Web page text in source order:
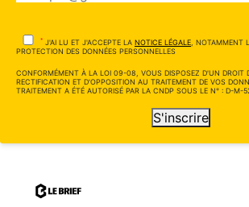
* J'AI LU ET J'ACCEPTE LA NOTICE LÉGALE , NOTAMMENT
PROTECTION DES DONNÉES PERSONNELLES
CONFORMÉMENT À LA LOI 09-08, VOUS DISPOSEZ D'UN DROIT
RECTIFICATION ET D'OPPOSITION AU TRAITEMENT DE VOS
TRAITEMENT A ÉTÉ AUTORISÉ PAR LA CNDP SOUS LE N° : D-M-
S'inscrire